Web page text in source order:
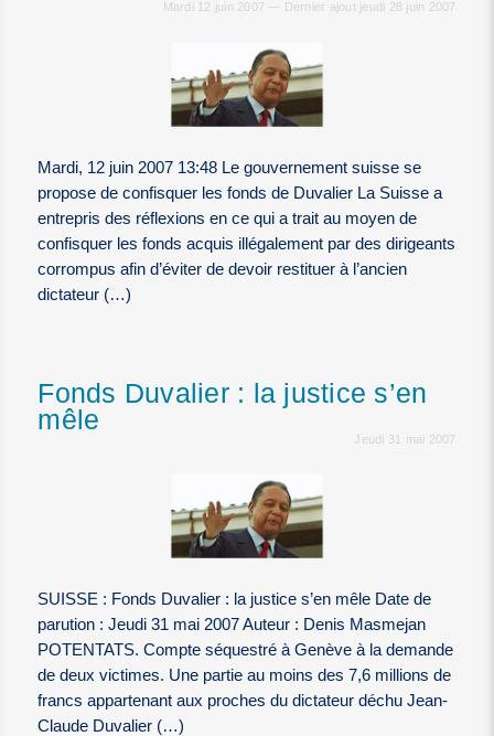
Mardi 12 juin 2007 — Dernier ajout jeudi 28 juin 2007
Mardi, 12 juin 2007 13:48 Le gouvernement suisse se
propose de confisquer les fonds de Duvalier La Suisse a
entrepris des réflexions en ce qui a trait au moyen de
confisquer les fonds acquis illégalement par des dirigeants
corrompus afin d’éviter de devoir restituer à l’ancien
dictateur (…)
Fonds Duvalier : la justice s’en
mêle
Jeudi 31 mai 2007
SUISSE : Fonds Duvalier : la justice s’en mêle Date de
parution : Jeudi 31 mai 2007 Auteur : Denis Masmejan
POTENTATS. Compte séquestré à Genève à la demande
de deux victimes. Une partie au moins des 7,6 millions de
francs appartenant aux proches du dictateur déchu Jean-
Claude Duvalier (…)